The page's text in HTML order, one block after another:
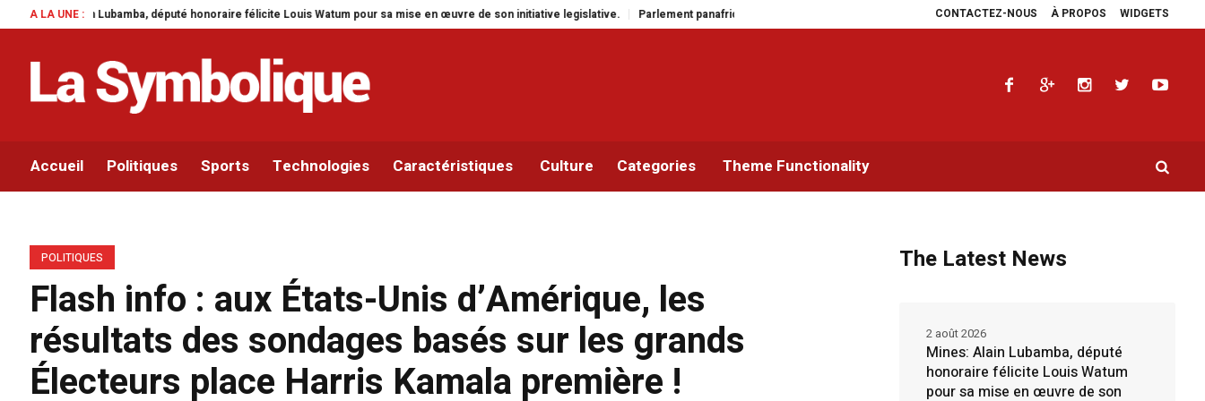
CONTACTEZ-NOUS À PROPOS WIDGETS
A LA UNE :
député honoraire félicite Louis Watum pour sa mise en œuvre de son initiative legislative. Parlement panafricain : à Johannesburg, Aimé Boji Sangara multiplie les plaidoyers en faveur de la RDC. Parlement panafricain : à
Accueil Politiques Sports Technologies Caractéristiques Culture Categories Theme Functionality
POLITIQUES
Flash info : aux États-Unis d’Amérique, les
résultats des sondages basés sur les grands
Électeurs place Harris Kamala première !
The Latest News
Mines: Alain Lubamba, député
honoraire félicite Louis Watum
pour sa mise en œuvre de son
2 août 2026